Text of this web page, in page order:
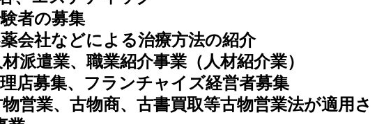
者の募集
会社などによる治療方法の紹介
派遣業、職業紹介事業（人材紹介業）
店募集、フランチャイズ経営者募集
営業、古物商、古書買取等古物営業法が適用さ